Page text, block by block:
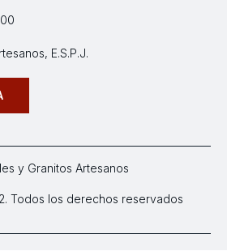
E.S.P.J.
y Granitos Artesanos
Todos los derechos reservados